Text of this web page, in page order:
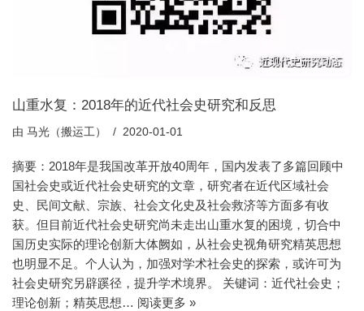
山重水复：2018年的近代社会史研究和反思
由 马光（搬运工） 2020-01-01
摘要：2018年是我国改革开放40周年，国内发表了多篇回顾中
国社会史或近代社会史研究的文章，研究者在近代区域社会
史、民间文献、宗族、社会文化史及社会救济等方面多有收
获。但目前近代社会史研究尚未走出山重水复的困境，切合中
国历史实际的理论创新大体阙如，从社会史视角研究精英思想
也明显不足。个人认为，加强对学术社会史的探索，或许可为
社会史研究另辟蹊径，提升学术境界。 关键词：近代社会史；
理论创新；精英思想… 阅读更多 »